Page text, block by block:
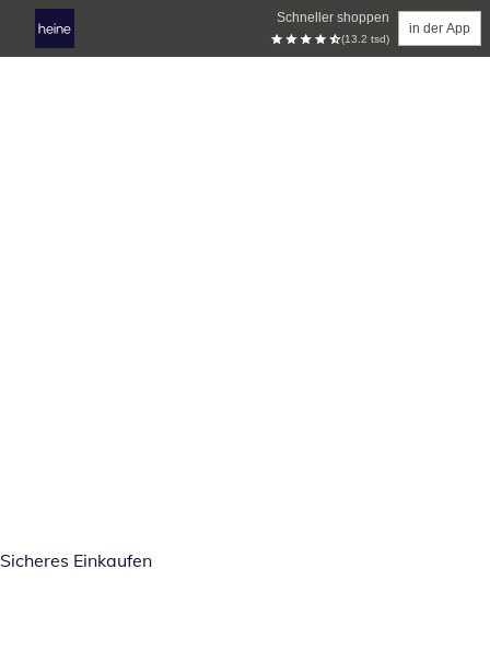
Schneller shoppen
(13.2 tsd)
in der App
Sicheres Einkaufen